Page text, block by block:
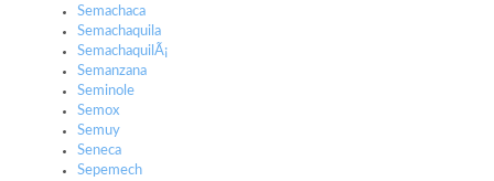
Semachaca
Semachaquila
SemachaquilÃ¡
Semanzana
Seminole
Semox
Semuy
Seneca
Sepemech